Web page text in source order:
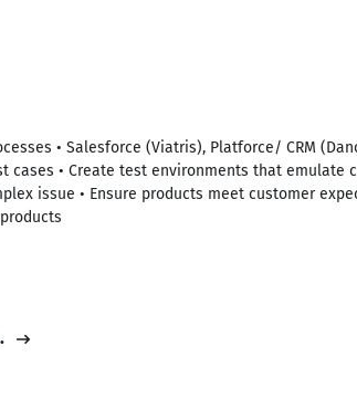
• Salesforce (Viatris), Platforce/ CRM
• Create test environments that emulate
issue • Ensure products meet customer